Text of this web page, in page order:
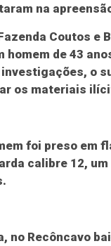
na
Coutos
homem de 43
o
os materiais
foi preso em
calibre 12,
no Recôncavo